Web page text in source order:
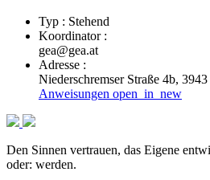
Typ : Stehend
Koordinator :
gea@gea.at
Adresse :
Niederschremser Straße 4b,
Anweisungen open_in_new
Den Sinnen vertrauen, das Eigene
oder: werden.